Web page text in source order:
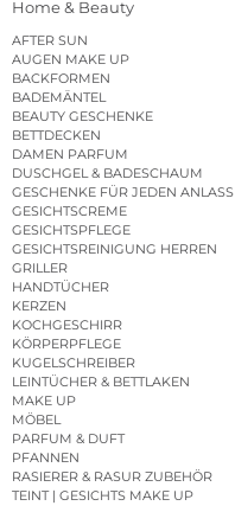
Home & Beauty
AFTER SUN
AUGEN MAKE UP
BACKFORMEN
BADEMÄNTEL
BEAUTY GESCHENKE
BETTDECKEN
DAMEN PARFUM
DUSCHGEL & BADESCHAUM
GESCHENKE FÜR JEDEN ANLASS
GESICHTSCREME
GESICHTSPFLEGE
GESICHTSREINIGUNG HERREN
GRILLER
HANDTÜCHER
KERZEN
KOCHGESCHIRR
KÖRPERPFLEGE
KUGELSCHREIBER
LEINTÜCHER & BETTLAKEN
MAKE UP
MÖBEL
PARFUM & DUFT
PFANNEN
RASIERER & RASUR ZUBEHÖR
TEINT | GESICHTS MAKE UP